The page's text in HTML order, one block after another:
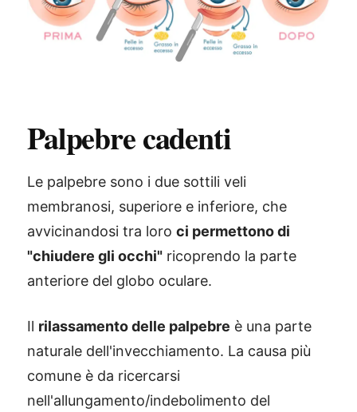
Palpebre cadenti
Le palpebre sono i due sottili veli
membranosi, superiore e inferiore, che
avvicinandosi tra loro ci permettono di
"chiudere gli occhi" ricoprendo la parte
anteriore del globo oculare.
Il rilassamento delle palpebre è una parte
naturale dell'invecchiamento. La causa più
comune è da ricercarsi
nell'allungamento/indebolimento del